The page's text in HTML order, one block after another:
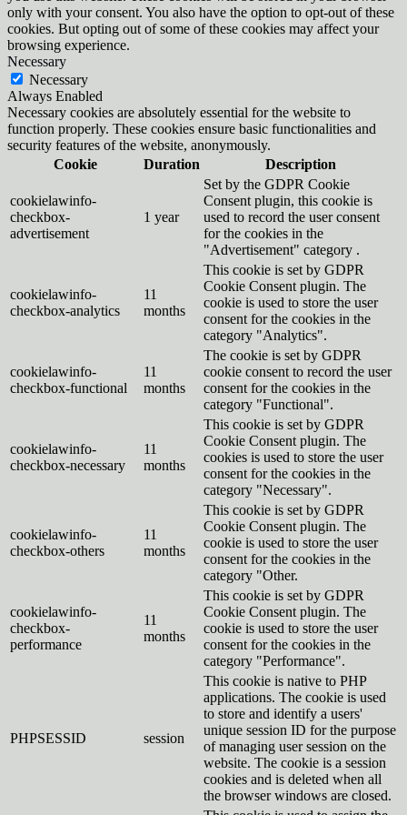
only with your consent. You also have the option to opt-out of these
cookies. But opting out of some of these cookies may affect your
browsing experience.
Necessary
Necessary
Always Enabled
Necessary cookies are absolutely essential for the website to
function properly. These cookies ensure basic functionalities and
security features of the website, anonymously.
Cookie
Duration Description
cookielawinfo-
checkbox-
advertisement
1 year
Set by the GDPR Cookie
Consent plugin, this cookie is
used to record the user consent
for the cookies in the
"Advertisement" category .
cookielawinfo-
checkbox-analytics
11
months
This cookie is set by GDPR
Cookie Consent plugin. The
cookie is used to store the user
consent for the cookies in the
category "Analytics".
cookielawinfo-
checkbox-functional
11
months
The cookie is set by GDPR
cookie consent to record the user
consent for the cookies in the
category "Functional".
cookielawinfo-
checkbox-necessary
11
months
This cookie is set by GDPR
Cookie Consent plugin. The
cookies is used to store the user
consent for the cookies in the
category "Necessary".
cookielawinfo-
checkbox-others
11
months
This cookie is set by GDPR
Cookie Consent plugin. The
cookie is used to store the user
consent for the cookies in the
category "Other.
cookielawinfo-
checkbox-
performance
11
months
This cookie is set by GDPR
Cookie Consent plugin. The
cookie is used to store the user
consent for the cookies in the
category "Performance".
PHPSESSID session
This cookie is native to PHP
applications. The cookie is used
to store and identify a users'
unique session ID for the purpose
of managing user session on the
website. The cookie is a session
cookies and is deleted when all
the browser windows are closed.